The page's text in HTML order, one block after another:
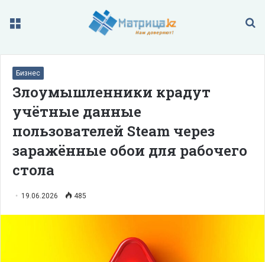
Меню
Бизнес
Злоумышленники крадут
учётные данные
пользователей Steam через
заражённые обои для рабочего
стола
19.06.2026 485